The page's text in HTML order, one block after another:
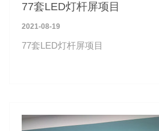
77套LED灯杆屏项目
2021-08-19
77套LED灯杆屏项目